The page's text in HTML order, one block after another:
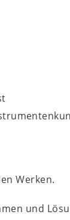
Werken.
und